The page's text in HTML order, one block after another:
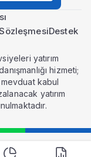
Destek
yatırım
hizmeti;
kabul
yatırım